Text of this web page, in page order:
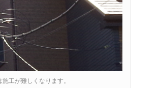
工が難しくなります。